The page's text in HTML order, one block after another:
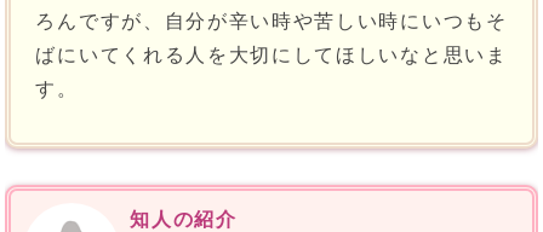
ろんですが、自分が辛い時や苦しい時にいつもそ
ばにいてくれる人を大切にしてほしいなと思いま
す。
知人の紹介